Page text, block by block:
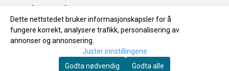
Org. nr. 984171145 MVA
Tlf: 99116100
mail@dioder.no
Logg på
Salgsbetingelser
Aktuelt
Tilbud
Merker
Nyhetsbrev
Registrer deg for å motta nyheter og tilbud!
E-post
Dette nettstedet bruker informasjonskapsler for å
fungere korrekt, analysere trafikk, personalisering av
annonser og annonsering.
Juster innstillingene
Godta nødvendig
Godta alle